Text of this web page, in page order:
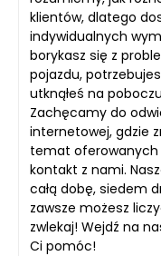
klientów, dlatego
indywidualnych
borykasz się z
pojazdu,
utknąłeś na
Zachęcamy do
internetowej, gdzie
temat oferowanych
kontakt z nami.
całą dobę, siedem
zawsze możesz
zwlekaj! Wejdź na
Ci pomóc!